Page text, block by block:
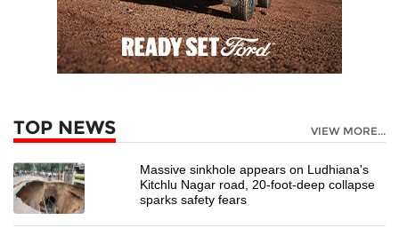
TOP NEWS VIEW MORE...
Massive sinkhole appears on Ludhiana's
Kitchlu Nagar road, 20-foot-deep collapse
sparks safety fears